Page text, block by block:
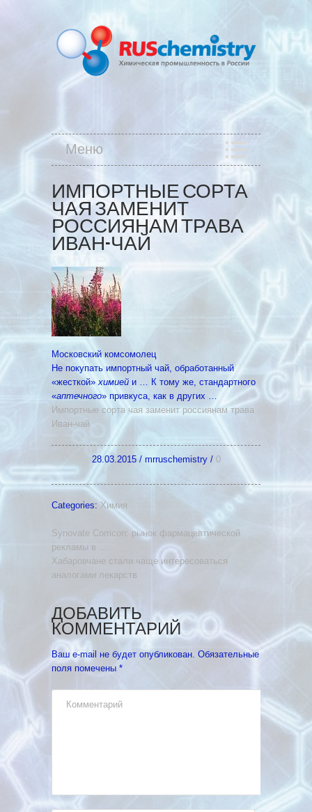
Меню
ИМПОРТНЫЕ СОРТА
ЧАЯ ЗАМЕНИТ
РОССИЯНАМ ТРАВА
ИВАН-ЧАЙ
Московский комсомолец
Не покупать импортный чай, обработанный
«жесткой»химией и … К тому же, стандартного
«аптечного» привкуса, как в других …
Импортные сорта чая заменит россиянам трава
Иван-чай
28.03.2015/ mrruschemistry/ 0
Categories: Химия
Synovate Comcon: рынок фармацевтической
рекламы в …
Хабаровчане стали чаще интересоваться
аналогами лекарств
ДОБАВИТЬ
КОММЕНТАРИЙ
Ваш e-mail не будет опубликован. Обязательные
поля помечены *
Комментарий